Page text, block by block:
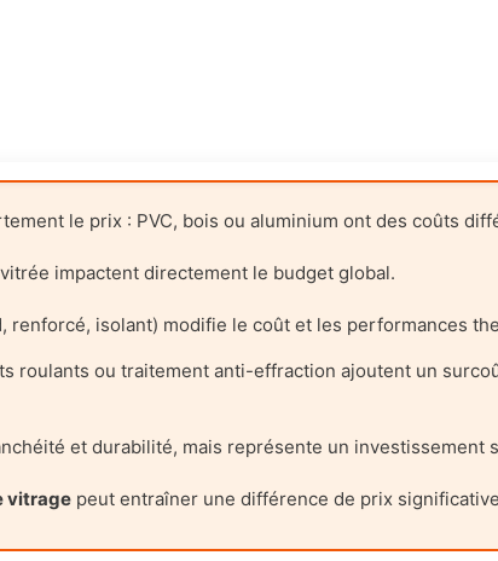
le prix : PVC, bois ou aluminium ont des coûts
impactent directement le budget global.
renforcé, isolant) modifie le coût et les performances
roulants ou traitement anti-effraction ajoutent un
et durabilité, mais représente un investissement
vitrage peut entraîner une différence de prix